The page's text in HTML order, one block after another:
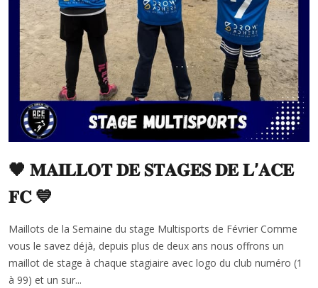
🖤 𝐌𝐀𝐈𝐋𝐋𝐎𝐓 𝐃𝐄 𝐒𝐓𝐀𝐆𝐄𝐒 𝐃𝐄 𝐋’𝐀𝐂𝐄
𝐅𝐂 💙
Maillots de la Semaine du stage Multisports de Février Comme
vous le savez déjà, depuis plus de deux ans nous offrons un
maillot de stage à chaque stagiaire avec logo du club numéro (1
à 99) et un sur...